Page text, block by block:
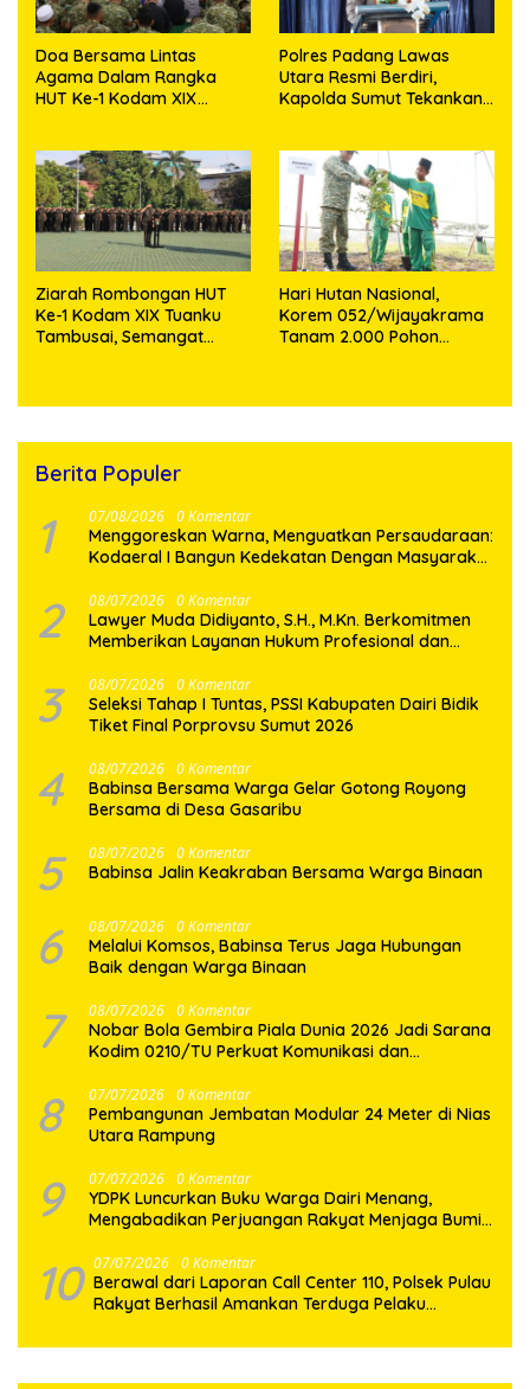
Doa Bersama Lintas
Agama Dalam Rangka
HUT Ke-1 Kodam XIX
Polres Padang Lawas
Utara Resmi Berdiri,
Kapolda Sumut Tekankan
Ziarah Rombongan HUT
Ke-1 Kodam XIX Tuanku
Tambusai, Semangat
Hari Hutan Nasional,
Korem 052/Wijayakrama
Tanam 2.000 Pohon
Berita Populer
1 07/08/2026 0 Komentar
‎Menggoreskan Warna, Menguatkan Persaudaraan:
Kodaeral I Bangun Kedekatan Dengan Masyarakat
2 08/07/2026 0 Komentar
Lawyer Muda Didiyanto, S.H., M.Kn. Berkomitmen
Memberikan Layanan Hukum Profesional dan
3 08/07/2026 0 Komentar
Seleksi Tahap I Tuntas, PSSI Kabupaten Dairi Bidik
Tiket Final Porprovsu Sumut 2026
4 08/07/2026 0 Komentar
Babinsa Bersama Warga Gelar Gotong Royong
Bersama di Desa Gasaribu
5 08/07/2026 0 Komentar
Babinsa Jalin Keakraban Bersama Warga Binaan
6 08/07/2026 0 Komentar
Melalui Komsos, Babinsa Terus Jaga Hubungan
Baik dengan Warga Binaan
7 08/07/2026 0 Komentar
Nobar Bola Gembira Piala Dunia 2026 Jadi Sarana
Kodim 0210/TU Perkuat Komunikasi dan
8 07/07/2026 0 Komentar
Pembangunan Jembatan Modular 24 Meter di Nias
Utara Rampung
9 07/07/2026 0 Komentar
YDPK Luncurkan Buku Warga Dairi Menang,
Mengabadikan Perjuangan Rakyat Menjaga Bumi
10 07/07/2026 0 Komentar
Berawal dari Laporan Call Center 110, Polsek Pulau
Rakyat Berhasil Amankan Terduga Pelaku